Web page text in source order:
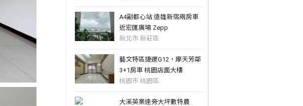
A4副都心站 遠雄新宿兩房車
近宏匯廣場 Zepp
新北市 新莊區
藝文特區捷運G12，摩天芳鄰
3+1房車 桃園店面大樓
桃園市 桃園區
大溪英業達旁大坪數特農